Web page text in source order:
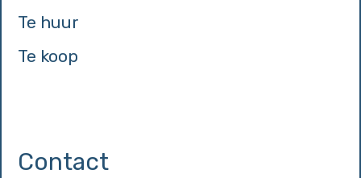
Te huur
Te koop
Contact